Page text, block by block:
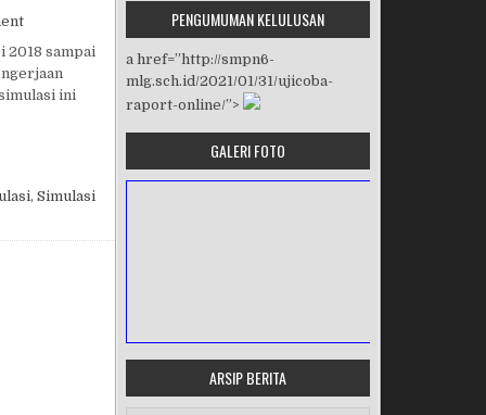
on SIMULASI UNBK 2018
2018 sampai
ini
, Simulasi
PENGUMUMAN KELULUSAN
a href=”http://smpn6-
mlg.sch.id/2021/01/31/ujicoba-
raport-online/”>
GALERI FOTO
ARSIP BERITA